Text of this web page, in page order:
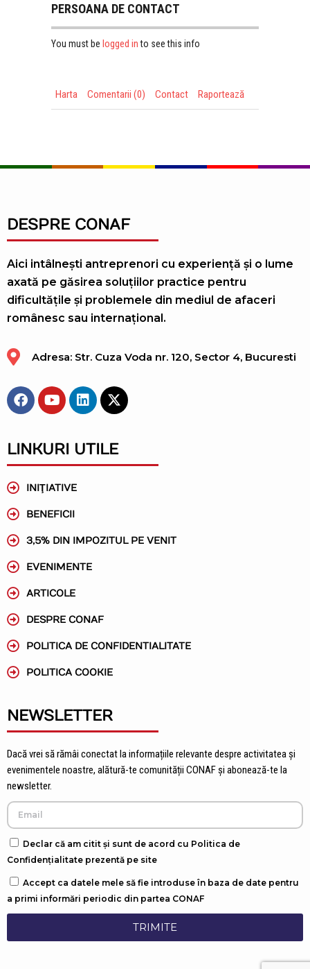
PERSOANA DE CONTACT
You must be logged into see this info
Harta Comentarii (0) Contact Raportează
DESPRE CONAF
Aici intâlnești antreprenori cu experiență și o lume
axată pe găsirea soluțiilor practice pentru
dificultățile și problemele din mediul de afaceri
românesc sau internațional.
Adresa: Str. Cuza Voda nr. 120, Sector 4, Bucuresti
LINKURI UTILE
INIŢIATIVE
BENEFICII
3,5% DIN IMPOZITUL PE VENIT
EVENIMENTE
ARTICOLE
DESPRE CONAF
POLITICA DE CONFIDENTIALITATE
POLITICA COOKIE
NEWSLETTER
Dacă vrei să rămâi conectat la informațiile relevante despre activitatea și
evenimentele noastre, alătură-te comunității CONAF și abonează-te la
newsletter.
Declar că am citit și sunt de acord cu Politica de
Confidențialitate prezentă pe site
Accept ca datele mele să fie introduse în baza de date pentru
a primi informări periodic din partea CONAF
TRIMITE